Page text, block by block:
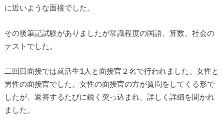
に近いような面接でした。
その後筆記試験がありましたが常識程度の国語、算数、社会の
テストでした。
二回目面接では就活生1人と面接官２名で行われました。女性と
男性の面接官でした。女性の面接官の方が質問をしてくる形で
したが、返答するたびに鋭く突っ込まれ、詳しく詳細を聞かれ
ました。